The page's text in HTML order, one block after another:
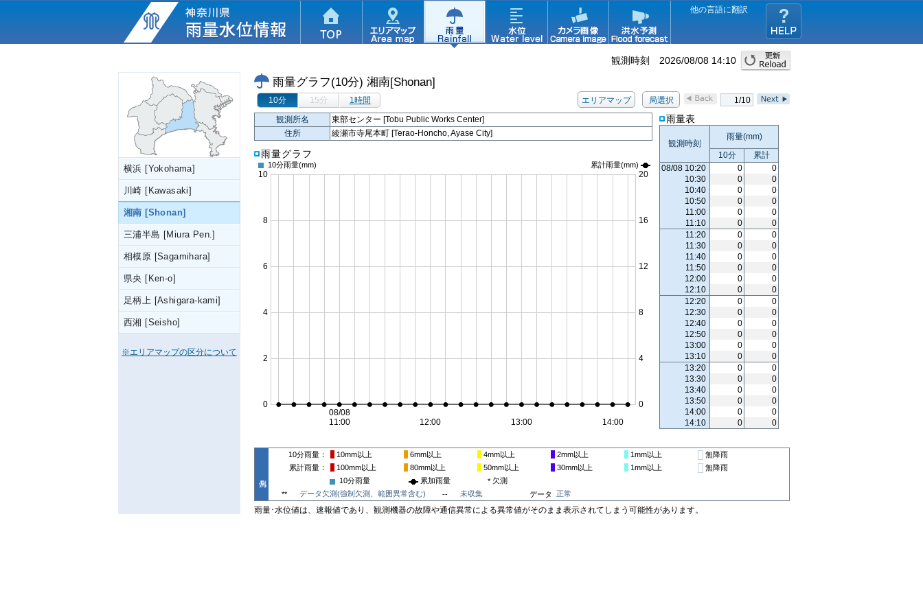
他の言語に翻訳
観測時刻 2026/08/08 14:10
横浜 [Yokohama]
川崎 [Kawasaki]
湘南 [Shonan]
三浦半島 [Miura Pen.]
相模原 [Sagamihara]
県央 [Ken-o]
足柄上 [Ashigara-kami]
西湘 [Seisho]
※エリアマップの区分について
雨量グラフ(10分) 湘南[Shonan]
10分 15分 1時間 エリアマップ 局選択
1/10
観測所名
東部センター [Tobu Public Works Center]
住所
綾瀬市寺尾本町 [Terao-Honcho, Ayase City]
雨量グラフ
10分雨量(mm) 累計雨量(mm)
10分雨量 10mm以上 6mm以上 4mm以上 2mm以上 1mm以上
無降雨
累計雨量
100mm以上 80mm以上 50mm以上 30mm以上 1mm以上
無降雨
10分雨量
累加雨量 * 欠測
**
データ欠測(強制欠測、範囲異常含む) -- 未収集 データ 正常
雨量表
観測時刻
雨量(mm)
10分
累計
08/08 10:20
0
0
10:30
0
0
10:40
0
0
10:50
0
0
11:00
0
0
11:10
0
0
11:20
0
0
11:30
0
0
11:40
0
0
11:50
0
0
12:00
0
0
12:10
0
0
12:20
0
0
12:30
0
0
12:40
0
0
12:50
0
0
13:00
0
0
13:10
0
0
13:20
0
0
13:30
0
0
13:40
0
0
13:50
0
0
14:00
0
0
14:10
0 0
雨量･水位値は、速報値であり、観測機器の故障や通信異常による異常値がそのまま表示されてしまう可能性があります。